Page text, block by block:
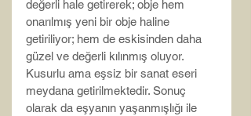
değerli hale getirerek; obje hem
onarılmış yeni bir obje haline
getiriliyor; hem de eskisinden daha
güzel ve değerli kılınmış oluyor.
Kusurlu ama eşsiz bir sanat eseri
meydana getirilmektedir. Sonuç
olarak da eşyanın yaşanmışlığı ile